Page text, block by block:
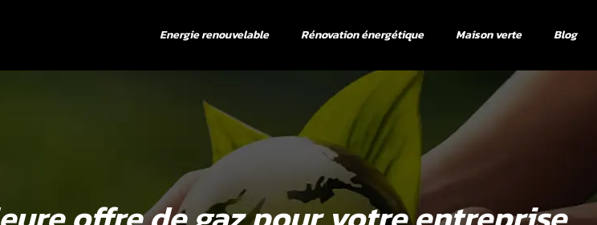
Energie renouvelable Rénovation énergétique Maison verte Blog